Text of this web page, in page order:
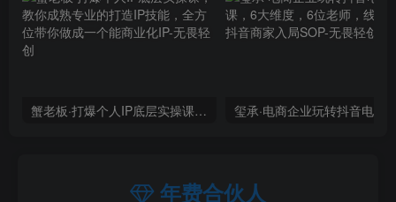
蟹老板·打爆个人IP底层实操课，教你成熟专业的打造IP技能，全方位带你做成一个能商业化IP
年费合伙人